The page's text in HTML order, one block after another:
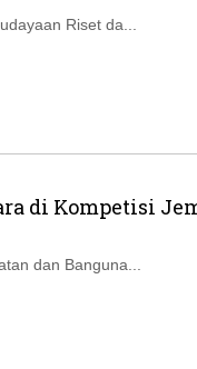
Riset da...
di Kompetisi
dan Banguna...